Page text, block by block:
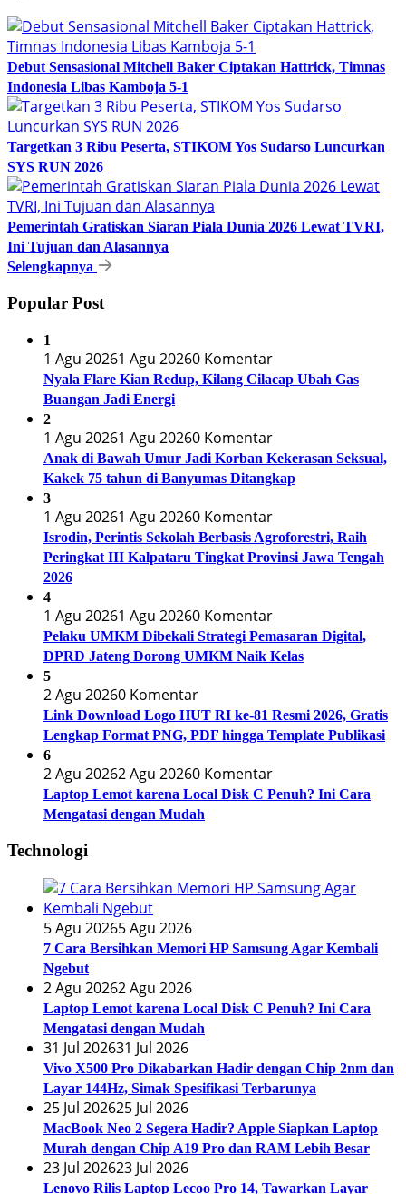
Debut Sensasional Mitchell Baker Ciptakan Hattrick, Timnas
Indonesia Libas Kamboja 5-1
Targetkan 3 Ribu Peserta, STIKOM Yos Sudarso Luncurkan
SYS RUN 2026
Pemerintah Gratiskan Siaran Piala Dunia 2026 Lewat TVRI,
Ini Tujuan dan Alasannya
Selengkapnya
Popular Post
1
1 Agu 20261 Agu 20260 Komentar
Nyala Flare Kian Redup, Kilang Cilacap Ubah Gas
Buangan Jadi Energi
2
1 Agu 20261 Agu 20260 Komentar
Anak di Bawah Umur Jadi Korban Kekerasan Seksual,
Kakek 75 tahun di Banyumas Ditangkap
3
1 Agu 20261 Agu 20260 Komentar
Isrodin, Perintis Sekolah Berbasis Agroforestri, Raih
Peringkat III Kalpataru Tingkat Provinsi Jawa Tengah
2026
4
1 Agu 20261 Agu 20260 Komentar
Pelaku UMKM Dibekali Strategi Pemasaran Digital,
DPRD Jateng Dorong UMKM Naik Kelas
5
2 Agu 20260 Komentar
Link Download Logo HUT RI ke-81 Resmi 2026, Gratis
Lengkap Format PNG, PDF hingga Template Publikasi
6
2 Agu 20262 Agu 20260 Komentar
Laptop Lemot karena Local Disk C Penuh? Ini Cara
Mengatasi dengan Mudah
Technologi
5 Agu 20265 Agu 2026
7 Cara Bersihkan Memori HP Samsung Agar Kembali
Ngebut
2 Agu 20262 Agu 2026
Laptop Lemot karena Local Disk C Penuh? Ini Cara
Mengatasi dengan Mudah
31 Jul 202631 Jul 2026
Vivo X500 Pro Dikabarkan Hadir dengan Chip 2nm dan
Layar 144Hz, Simak Spesifikasi Terbarunya
25 Jul 202625 Jul 2026
MacBook Neo 2 Segera Hadir? Apple Siapkan Laptop
Murah dengan Chip A19 Pro dan RAM Lebih Besar
23 Jul 202623 Jul 2026
Lenovo Rilis Laptop Lecoo Pro 14, Tawarkan Layar